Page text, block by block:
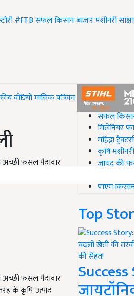
#FTBसफल किसानबाजारमशीनरी
वीडियोमासिक पत्रिका
फसल पैदावार
फसल पैदावार
के कृषि उत्पाद
#Top on Krishi
सफल
मिलेनियर
महिंद्रा ट्रैक्टर्स
कृषि मशीनरी
जायद की
पीएम
Top